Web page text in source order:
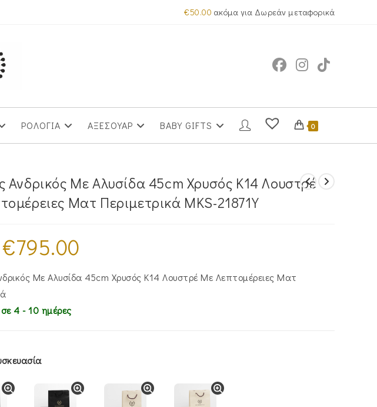
€50.00 ακόμα για Δωρεάν μεταφορικά
ΡΟΛΟΓΙΑ ΑΞΕΣΟΥΑΡ BABY GIFTS 0
Ανδρικός Με Αλυσίδα 45cm Χρυσός Κ14 Λουστρέ
Ματ Περιμετρικά MKS-21871Y
Original
price
was:
€795.00
€795.00.
Με Αλυσίδα 45cm Χρυσός Κ14 Λουστρέ Με Λεπτομέρειες Ματ
4 - 10 ημέρες